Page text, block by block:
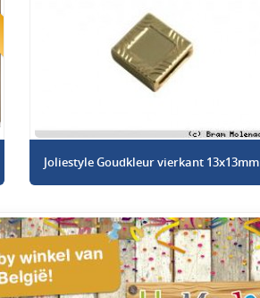
Joliestyle Goudkleur vierkant 13x13mm